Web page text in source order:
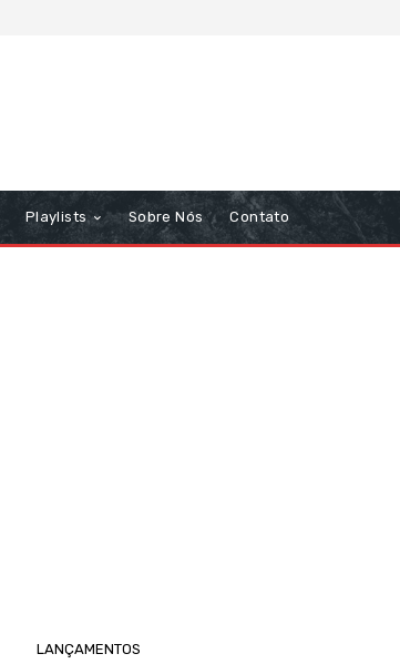
Playlists Sobre Nós Contato
LANÇAMENTOS